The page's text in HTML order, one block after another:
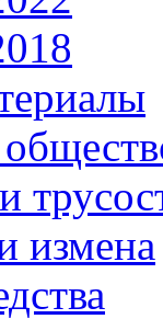
измена